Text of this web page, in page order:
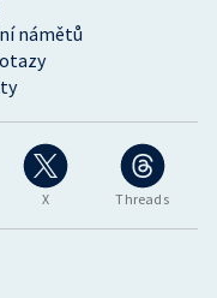
X Threads
námětů